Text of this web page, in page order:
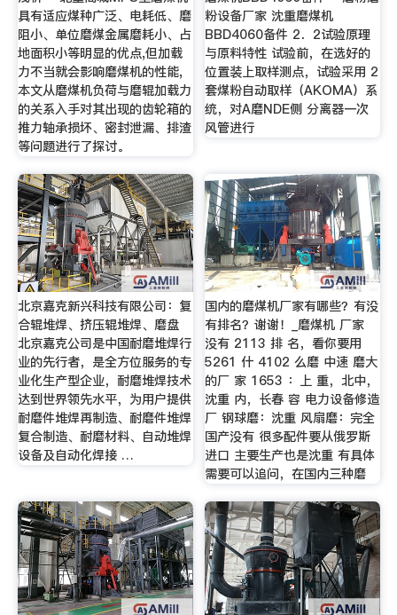
具有适应煤种广泛、电耗低、磨
阻小、单位磨煤金属磨耗小、占
地面积小等明显的优点,但加载
力不当就会影响磨煤机的性能,
本文从磨煤机负荷与磨辊加载力
的关系入手对其出现的齿轮箱的
推力轴承损坏、密封泄漏、排渣
等问题进行了探讨。
粉设备厂家 沈重磨煤机
BBD4060备件 2．2试验原理
与原料特性 试验前，在选好的
位置装上取样测点，试验采用 2
套煤粉自动取样（AKOMA）系
统，对A磨NDE侧 分离器一次
风管进行
北京嘉克新兴科技有限公司：复
合辊堆焊、挤压辊堆焊、磨盘
北京嘉克公司是中国耐磨堆焊行
业的先行者，是全方位服务的专
业化生产型企业，耐磨堆焊技术
达到世界领先水平，为用户提供
耐磨件堆焊再制造、耐磨件堆焊
复合制造、耐磨材料、自动堆焊
设备及自动化焊接 …
国内的磨煤机厂家有哪些？有没
有排名？谢谢！_磨煤机 厂家
没有 2113 排 名，看你要用
5261 什 4102 么磨 中速 磨大
的厂 家 1653 ：上 重，北中，
沈重 内，长春 容 电力设备修造
厂 钢球磨：沈重 风扇磨：完全
国产没有 很多配件要从俄罗斯
进口 主要生产也是沈重 有具体
需要可以追问，在国内三种磨